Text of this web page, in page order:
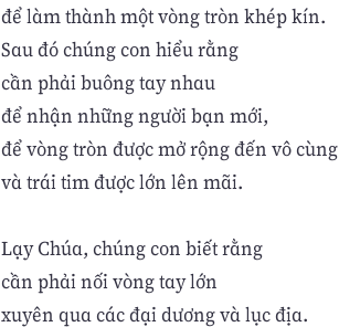
để làm thành một vòng tròn khép kín.
Sau đó chúng con hiểu rằng
cần phải buông tay nhau
để nhận những người bạn mới,
để vòng tròn được mở rộng đến vô cùng
và trái tim được lớn lên mãi.
Lạy Chúa, chúng con biết rằng
cần phải nối vòng tay lớn
xuyên qua các đại dương và lục địa.